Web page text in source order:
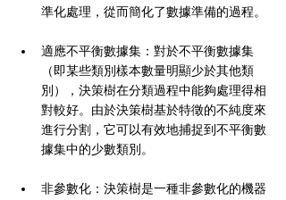
準化處理，從而簡化了數據準備的過程。
適應不平衡數據集：對於不平衡數據集
（即某些類別樣本數量明顯少於其他類
別），決策樹在分類過程中能夠處理得相
對較好。由於決策樹基於特徵的不純度來
進行分割，它可以有效地捕捉到不平衡數
據集中的少數類別。
非參數化：決策樹是一種非參數化的機器